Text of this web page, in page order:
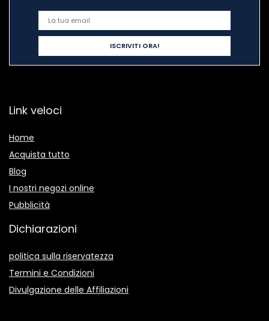
Link veloci
Home
Acquista tutto
Blog
I nostri negozi online
Pubblicità
Dichiarazioni
politica sulla riservatezza
Termini e Condizioni
Divulgazione delle Affiliazioni